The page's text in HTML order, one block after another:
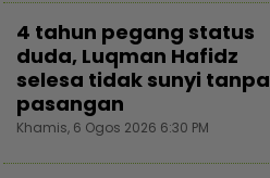
4 tahun pegang status
duda, Luqman Hafidz
selesa tidak sunyi tanpa
pasangan
Khamis, 6 Ogos 2026 6:30 PM